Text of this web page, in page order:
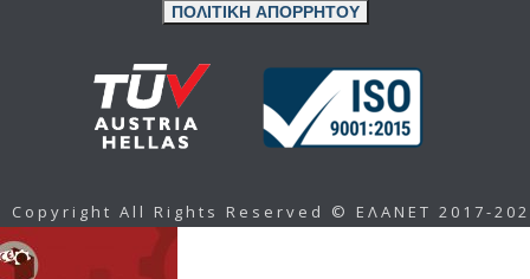
ΠΟΛΙΤΙΚΗ ΑΠΟΡΡΗΤΟΥ
Copyright All Rights Reserved © ΕΛΑΝΕΤ 2017-